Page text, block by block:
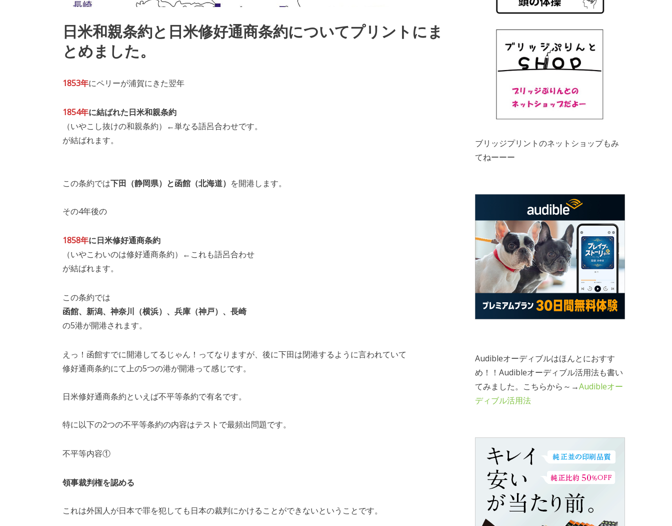
日米和親条約と日米修好通商条約についてプリントにま
とめました。
1853年にペリーが浦賀にきた翌年
1854年に結ばれた日米和親条約
（いやこし抜けの和親条約）←単なる語呂合わせです。
が結ばれます。
この条約では下田（静岡県）と函館（北海道） を開港します。
その4年後の
1858年に日米修好通商条約
（いやこわいのは修好通商条約）←これも語呂合わせ
が結ばれます。
この条約では
函館、新潟、神奈川（横浜）、兵庫（神戸）、長崎
の5港が開港されます。
えっ！函館すでに開港してるじゃん！ってなりますが、後に下田は閉港するように言われていて
修好通商条約にて上の5つの港が開港って感じです。
日米修好通商条約といえば不平等条約で有名です。
特に以下の2つの不平等条約の内容はテストで最頻出問題です。
不平等内容①
領事裁判権を認める
これは外国人が日本で罪を犯しても日本の裁判にかけることができないということです。
ブリッジプリントのネットショップもみ
てねーーー
Audibleオーディブルはほんとにおすす
め！！Audibleオーディブル活用法も書い
てみました。こちらから～→Audibleオー
ディブル活用法